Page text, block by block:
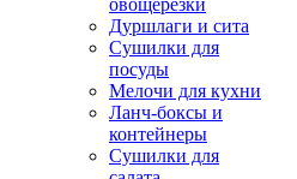
овощерезки
Дуршлаги и сита
Сушилки для
посуды
Мелочи для кухни
Ланч-боксы и
контейнеры
Сушилки для